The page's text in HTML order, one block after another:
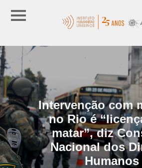
Intervenção com
no Rio é
matar”, diz
Nacional dos
Humanos